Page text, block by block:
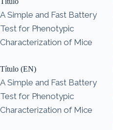
A Simple and Fast Battery
Test for Phenotypic
Characterization of Mice
Título (EN)
A Simple and Fast Battery
Test for Phenotypic
Characterization of Mice